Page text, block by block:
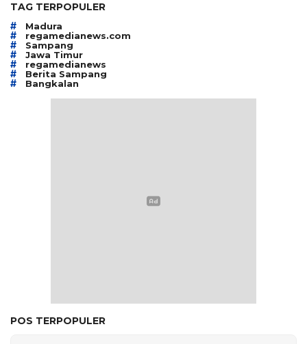
TAG TERPOPULER
# Madura
# regamedianews.com
# Sampang
# Jawa Timur
# regamedianews
# Berita Sampang
# Bangkalan
POS TERPOPULER